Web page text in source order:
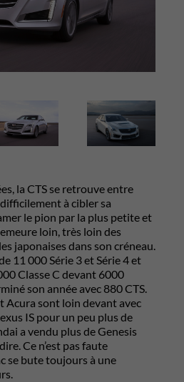
la CTS se retrouve entre
à cibler sa
le pion par la plus petite et
loin, très loin des
japonaises dans son créneau.
11 000 Série 3 et Série 4 et
Classe C devant 6000
son année avec 880 CTS.
Acura sont loin devant avec
IS pour un peu plus de
a vendu plus de Genesis
Ce n’est pas faute
se bute toujours à une